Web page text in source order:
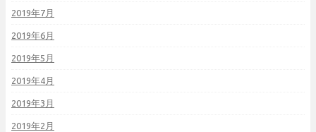
2019年7月
2019年6月
2019年5月
2019年4月
2019年3月
2019年2月